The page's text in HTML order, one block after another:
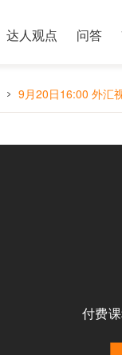
达人观点 问答
9月20日16:00 外汇
付费